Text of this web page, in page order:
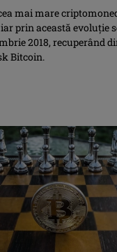
mai mare
iar prin această
2018, recuperând
Bitcoin.